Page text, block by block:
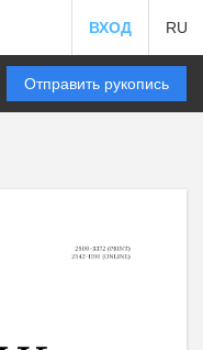
ВХОД RU
Отправить рукопись